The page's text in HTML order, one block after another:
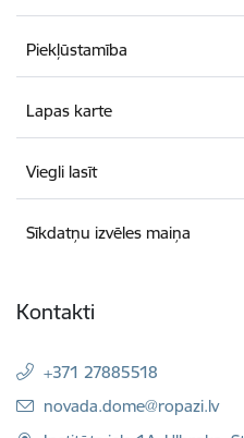
Piekļūstamība
Lapas karte
Viegli lasīt
Sīkdatņu izvēles maiņa
Kontakti
+371 27885518
E-pasts:
novada.dome@ropazi.lv